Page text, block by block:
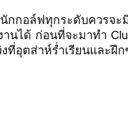
กอล์ฟทุกระดับควรจะ
ได้ ก่อนที่จะมาทำ
อุตส่าห์ร่ำเรียนและฝึ